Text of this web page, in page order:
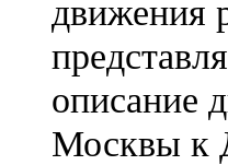
движения
описание
Москвы к